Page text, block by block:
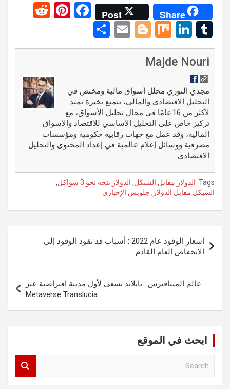
Share
Post
F
ce
o
k
Pi
er
t
d
t
T
u
m
bl
r
Li
n
ke
n
M
ix
Bl
o
er
E
m
h
Majde Nouri
مجدي النوري محلل أسواق مالية ومختص في
التحليل الاقتصادي والمالي، يتمتع بخبرة تمتد
لأكثر من 16 عامًا في مجال تحليل الأسواق، مع
تركيز خاص على التحليل الأساسي للاقتصاد والأسواق
المالية، وقد عمل مع جهات رقابية حكومية ومؤسسات
مصرفية ووسائل إعلام عالمية في إعداد المحتوى والتحليل
الاقتصادي.
Tags: الدولار مقابل الشيكل, الدولار يتجه نحو 3 شواكل
,
الشيكل مقابل الدولار , جلوبس الإخباري
المقالات
اسعار الوقود عام 2022 : أسباب قد تقود الوقود إلى
الانخفاض العام القادم
عالم الميتافيرس : تايلاند تسعى لأول مدينة افتراضية عبر
Metaverse Translucia
ابحث في الموقع